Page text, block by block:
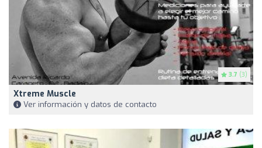
3.7 (3)
Xtreme Muscle
Ver información y datos de contacto